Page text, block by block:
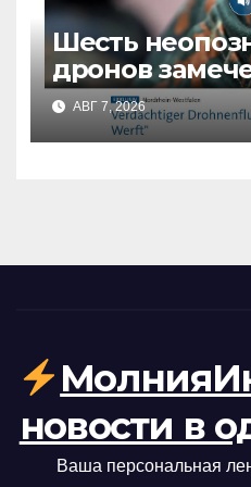
Шесть
дронов
военной
что известно
АВГ 7, 2026
новости в
Ваша персональная